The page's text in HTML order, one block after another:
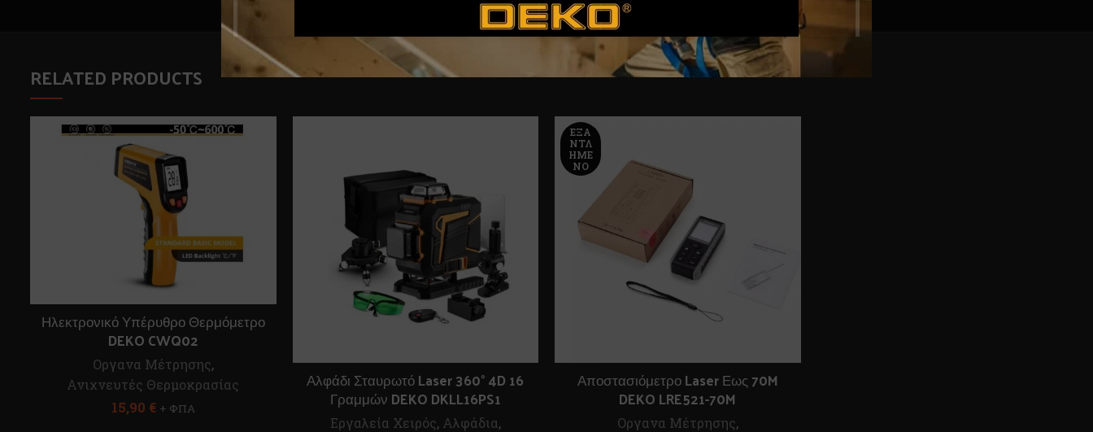
RELATED PRODUCTS
Ηλεκτρονικό Υπέρυθρο Θερμόμετρο
DEKO CWQ02
Οργανα Μέτρησης,
Ανιχνευτές Θερμοκρασίας
15,90 € + ΦΠΑ
Αλφάδι Σταυρωτό Laser 360° 4D 16
Γραμμών DEKO DKLL16PS1
Εργαλεία Χειρός, Αλφάδια,
ΕΞΑ
ΝΤΛ
ΗΜΈ
ΝΟ
Αποστασιόμετρο Laser Εως 70M
DEKO LRE521-70M
Οργανα Μέτρησης,